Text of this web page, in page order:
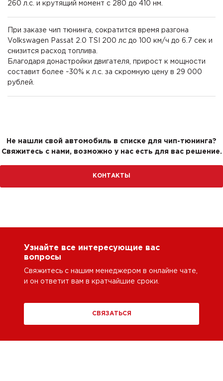
260 л.с. и крутящий момент с 280 до 410 нм.
При заказе чип тюнинга, сократится время разгона
Volkswagen Passat 2.0 TSI 200 лс до 100 км/ч до 6.7 сек и
снизится расход топлива.
Благодаря донастройки двигателя, прирост к мощности
составит более ~30% к л.с. за скромную цену в 29 000
рублей.
Не нашли свой автомобиль в списке для чип-тюнинга?
Свяжитесь с нами, возможно у нас есть для вас решение.
КОНТАКТЫ
Узнайте все интересующие вас
вопросы
Свяжитесь с нашим менеджером в онлайне чате,
и он ответит вам в кратчайшие сроки.
СВЯЗАТЬСЯ